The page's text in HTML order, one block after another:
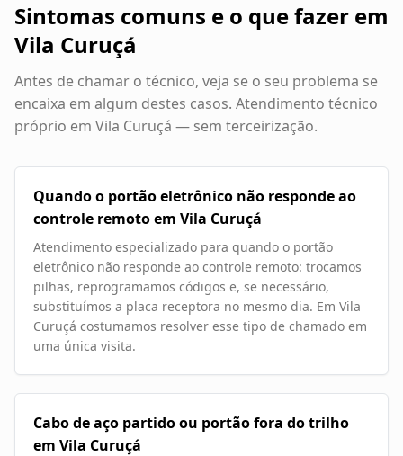
Sintomas comuns e o que fazer em
Vila Curuçá
Antes de chamar o técnico, veja se o seu problema se
encaixa em algum destes casos. Atendimento técnico
próprio em Vila Curuçá — sem terceirização.
Quando o portão eletrônico não responde ao
controle remoto em Vila Curuçá
Atendimento especializado para quando o portão
eletrônico não responde ao controle remoto: trocamos
pilhas, reprogramamos códigos e, se necessário,
substituímos a placa receptora no mesmo dia. Em Vila
Curuçá costumamos resolver esse tipo de chamado em
uma única visita.
Cabo de aço partido ou portão fora do trilho
em Vila Curuçá